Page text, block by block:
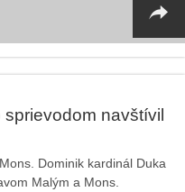
navštívil
Dominik kardinál Duka
Malým a Mons.